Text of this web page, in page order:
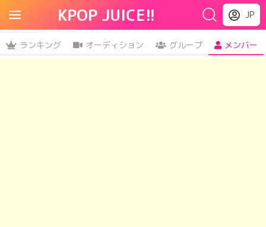
KPOP JUICE!! JP
ランキング オーディション グループ メンバー